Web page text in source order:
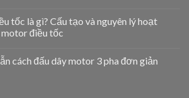
tốc là gì? Cấu tạo và nguyên lý hoạt
điều tốc
cách đấu dây motor 3 pha đơn giản